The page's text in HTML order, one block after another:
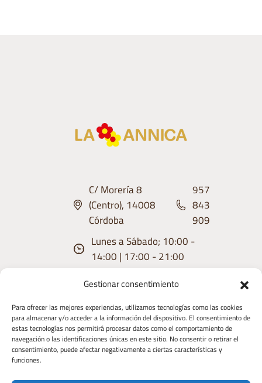
Gestionar consentimiento
Para ofrecer las mejores experiencias, utilizamos tecnologías como las cookies
para almacenar y/o acceder a la información del dispositivo. El consentimiento de
estas tecnologías nos permitirá procesar datos como el comportamiento de
navegación o las identificaciones únicas en este sitio. No consentir o retirar el
consentimiento, puede afectar negativamente a ciertas características y
funciones.
C/ Morería 8
(Centro), 14008
Córdoba
957
843
909
Lunes a Sábado; 10:00 -
14:00 | 17:00 - 21:00
Aviso
Legal
Condiciones
de uso
Política de
privacidad
Política de
Cookies
Derecho de
Desistimiento